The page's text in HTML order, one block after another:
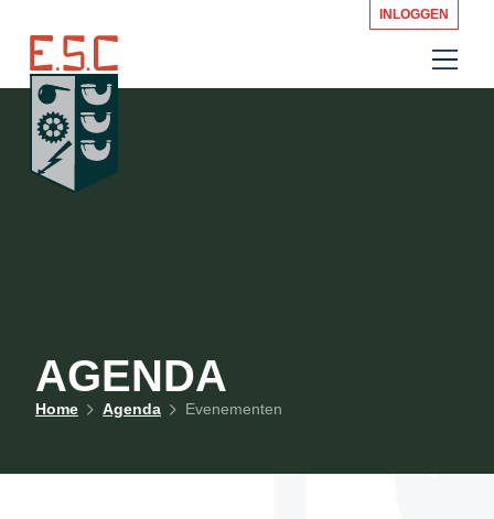
INLOGGEN
AGENDA
Home Agenda Evenementen